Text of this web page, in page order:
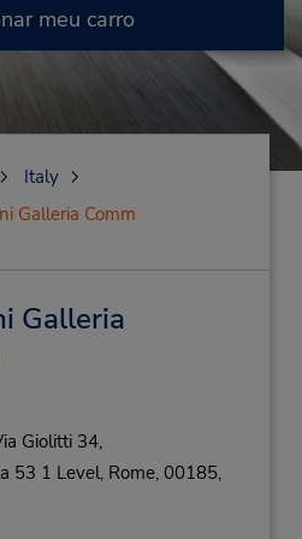
meu carro
Italy
Galleria Comm
Galleria
Giolitti 34,
53 1 Level, Rome, 00185,